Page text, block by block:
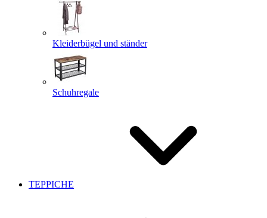
Kleiderbügel und ständer
Schuhregale
TEPPICHE